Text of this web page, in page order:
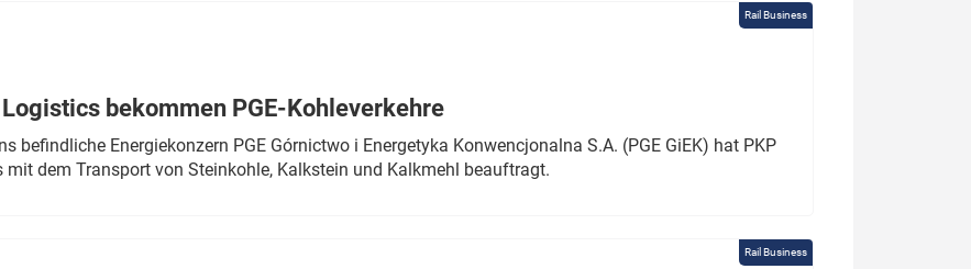
Rail Business
bekommen PGE-Kohleverkehre
befindliche Energiekonzern PGE Górnictwo i Energetyka Konwencjonalna S.A. (PGE GiEK) hat PKP
mit dem Transport von Steinkohle, Kalkstein und Kalkmehl beauftragt.
Rail Business